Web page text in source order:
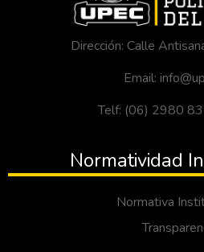
Dirección: Calle
Email:
Telf: (06) 2980
Normatividad
Normativa